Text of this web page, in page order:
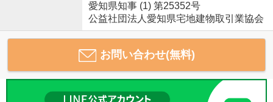
愛知県知事 (1) 第25352号
公益社団法人愛知県宅地建物取引業協会
お問い合わせ(無料)